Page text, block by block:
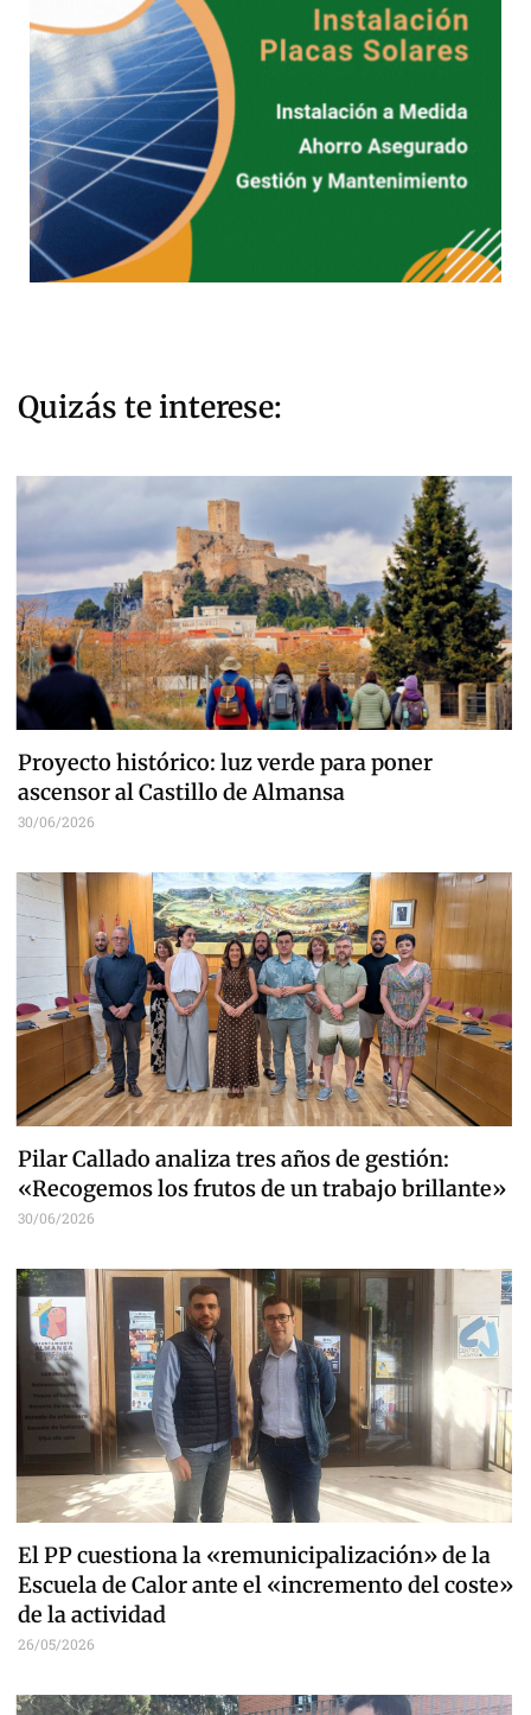
Quizás te interese:
Proyecto histórico: luz verde para poner
ascensor al Castillo de Almansa
30/06/2026
Pilar Callado analiza tres años de gestión:
«Recogemos los frutos de un trabajo brillante»
30/06/2026
El PP cuestiona la «remunicipalización» de la
Escuela de Calor ante el «incremento del coste»
de la actividad
26/05/2026